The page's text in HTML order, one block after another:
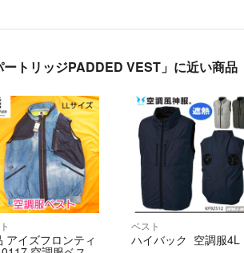
ートリッジPADDED VEST」に近い商品
アイズフロンティ
ベスト
ハイバック 空調服4L